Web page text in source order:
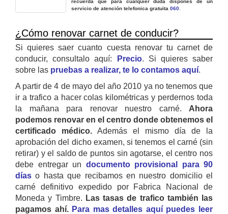
recuerda que para cualquier duda dispones de un
servicio de atención telefonica gratuita 060
¿Cómo renovar carnet de conducir?
Si quieres saer cuanto cuesta renovar tu carnet de
conducir, consultalo aquí:
Precio. Si quieres saber
sobre las pruebas a realizar, te lo contamos aquí.
A partir de 4 de mayo del año 2010 ya no tenemos que
ir a trafico a hacer colas kilométricas y perdernos toda
la mañana para renovar nuestro carné. Ahora
podemos renovar en el centro donde obtenemos el
certificado médico. Además el mismo día de la
aprobación del dicho examen, si tenemos el carné (sin
retirar) y el saldo de puntos sin agotarse, el centro nos
debe entregar un documento provisional para 90
días o hasta que recibamos en nuestro domicilio el
carné definitivo expedido por Fabrica Nacional de
Moneda y Timbre. Las tasas de trafico también las
pagamos ahí. Para mas detalles aquí puedes leer